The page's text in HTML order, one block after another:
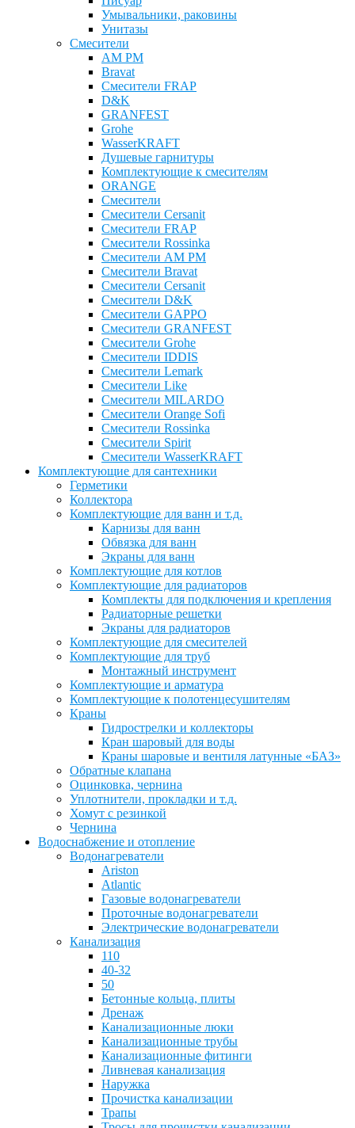
Умывальники, раковины
Унитазы
Смесители
AM PM
Bravat
Cмесители FRAP
D&K
GRANFEST
Grohe
WasserKRAFT
Душевые гарнитуры
Комплектующие к смесителям
ОRANGE
Смесители
Смесители Cersanit
Смесители FRAP
Смесители Rossinka
Смесители AM PM
Смесители Bravat
Смесители Cersanit
Смесители D&K
Смесители GAPPO
Смесители GRANFEST
Смесители Grohe
Смесители IDDIS
Смесители Lemark
Смесители Like
Смесители MILARDO
Смесители Orange Sofi
Смесители Rossinka
Смесители Spirit
Смесители WasserKRAFT
Комплектующие для сантехники
Герметики
Коллектора
Комплектующие для ванн и т.д.
Карнизы для ванн
Обвязка для ванн
Экраны для ванн
Комплектующие для котлов
Комплектующие для радиаторов
Комплекты для подключения и крепления
Радиаторные решетки
Экраны для радиаторов
Комплектующие для смесителей
Комплектующие для труб
Монтажный инструмент
Комплектующие и арматура
Комплектующие к полотенцесушителям
Краны
Гидрострелки и коллекторы
Кран шаровый для воды
Краны шаровые и вентиля латунные «БАЗ»
Обратные клапана
Оцинковка, чернина
Уплотнители, прокладки и т.д.
Хомут с резинкой
Чернина
Водоснабжение и отопление
Водонагреватели
Ariston
Atlantic
Газовые водонагреватели
Проточные водонагреватели
Электрические водонагреватели
Канализация
110
40-32
50
Бетонные кольца, плиты
Дренаж
Канализационные люки
Канализационные трубы
Канализационные фитинги
Ливневая канализация
Наружка
Прочистка канализации
Трапы